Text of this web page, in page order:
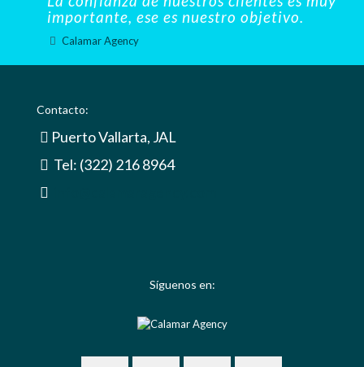
importante, ese es nuestro objetivo.
Calamar Agency
Contacto:
Puerto Vallarta, JAL
Tel: (322) 216 8964
Síguenos en: